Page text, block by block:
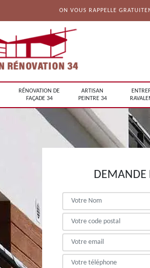
ON VOUS RAPPELLE
RÉNOVATION DE
FAÇADE 34
ARTISAN
PEINTRE 34
DEMANDE